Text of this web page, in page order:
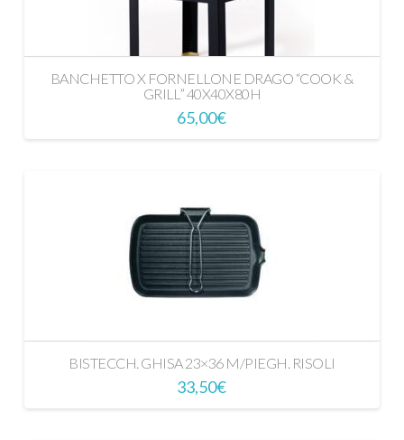
BANCHETTO X FORNELLONE DRAGO “COOK &
GRILL” 40X40X80H
65,00€
BISTECCH. GHISA 23×36 M/PIEGH. RISOLI
33,50€